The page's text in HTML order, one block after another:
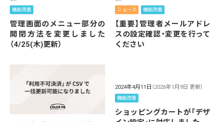
機能改善
管理画面のメニュー部分の
開閉方法を変更しました
（4/25(木)更新）
ニュース 機能改善
【重要】管理者メールアドレ
スの設定確認・変更を行って
ください
2024年4月11日 （2026年1月9日 更新）
機能改善
ショッピングカートが「デザ